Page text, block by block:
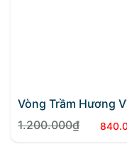
Vòng Trầm Hương
1.200.000₫
Giá
Giá